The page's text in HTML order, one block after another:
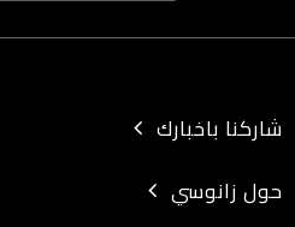
شاركنا باخبارك
حول زانوسي